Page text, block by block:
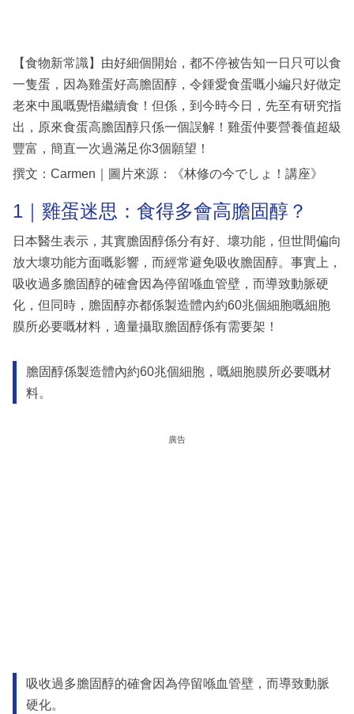
區
【食物新常識】由好細個開始，都不停被告知一日只可以食
一隻蛋，因為雞蛋好高膽固醇，令鍾愛食蛋嘅小編只好做定
老來中風嘅覺悟繼續食！但係，到今時今日，先至有研究指
出，原來食蛋高膽固醇只係一個誤解！雞蛋仲要營養值超級
豐富，簡直一次過滿足你3個願望！
撰文：Carmen｜圖片來源：《林修の今でしょ！講座》
1｜雞蛋迷思：食得多會高膽固醇？
日本醫生表示，其實膽固醇係分有好、壞功能，但世間偏向
放大壞功能方面嘅影響，而經常避免吸收膽固醇。事實上，
吸收過多膽固醇的確會因為停留喺血管壁，而導致動脈硬
化，但同時，膽固醇亦都係製造體內約60兆個細胞嘅細胞
膜所必要嘅材料，適量攝取膽固醇係有需要架！
膽固醇係製造體內約60兆個細胞，嘅細胞膜所必要嘅材
料。
廣告
吸收過多膽固醇的確會因為停留喺血管壁，而導致動脈
硬化。